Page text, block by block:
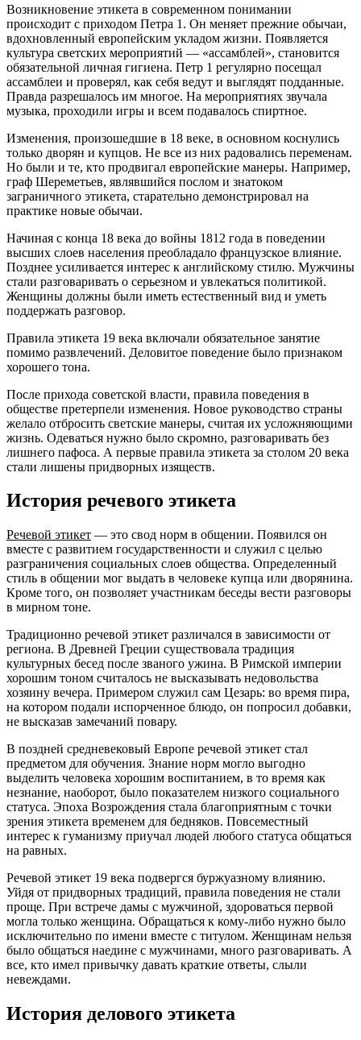
Возникновение этикета в современном понимании
происходит с приходом Петра 1. Он меняет прежние обычаи,
вдохновленный европейским укладом жизни. Появляется
культура светских мероприятий — «ассамблей», становится
обязательной личная гигиена. Петр 1 регулярно посещал
ассамблеи и проверял, как себя ведут и выглядят подданные.
Правда разрешалось им многое. На мероприятиях звучала
музыка, проходили игры и всем подавалось спиртное.
Изменения, произошедшие в 18 веке, в основном коснулись
только дворян и купцов. Не все из них радовались переменам.
Но были и те, кто продвигал европейские манеры. Например,
граф Шереметьев, являвшийся послом и знатоком
заграничного этикета, старательно демонстрировал на
практике новые обычаи.
Начиная с конца 18 века до войны 1812 года в поведении
высших слоев населения преобладало французское влияние.
Позднее усиливается интерес к английскому стилю. Мужчины
стали разговаривать о серьезном и увлекаться политикой.
Женщины должны были иметь естественный вид и уметь
поддержать разговор.
Правила этикета 19 века включали обязательное занятие
помимо развлечений. Деловитое поведение было признаком
хорошего тона.
После прихода советской власти, правила поведения в
обществе претерпели изменения. Новое руководство страны
желало отбросить светские манеры, считая их усложняющими
жизнь. Одеваться нужно было скромно, разговаривать без
лишнего пафоса. А первые правила этикета за столом 20 века
стали лишены придворных изяществ.
История речевого этикета
Речевой этикет — это свод норм в общении. Появился он
вместе с развитием государственности и служил с целью
разграничения социальных слоев общества. Определенный
стиль в общении мог выдать в человеке купца или дворянина.
Кроме того, он позволяет участникам беседы вести разговоры
в мирном тоне.
Традиционно речевой этикет различался в зависимости от
региона. В Древней Греции существовала традиция
культурных бесед после званого ужина. В Римской империи
хорошим тоном считалось не высказывать недовольства
хозяину вечера. Примером служил сам Цезарь: во время пира,
на котором подали испорченное блюдо, он попросил добавки,
не высказав замечаний повару.
В поздней средневековый Европе речевой этикет стал
предметом для обучения. Знание норм могло выгодно
выделить человека хорошим воспитанием, в то время как
незнание, наоборот, было показателем низкого социального
статуса. Эпоха Возрождения стала благоприятным с точки
зрения этикета временем для бедняков. Повсеместный
интерес к гуманизму приучал людей любого статуса общаться
на равных.
Речевой этикет 19 века подвергся буржуазному влиянию.
Уйдя от придворных традиций, правила поведения не стали
проще. При встрече дамы с мужчиной, здороваться первой
могла только женщина. Обращаться к кому-либо нужно было
исключительно по имени вместе с титулом. Женщинам нельзя
было общаться наедине с мужчинами, много разговаривать. А
все, кто имел привычку давать краткие ответы, слыли
невеждами.
История делового этикета